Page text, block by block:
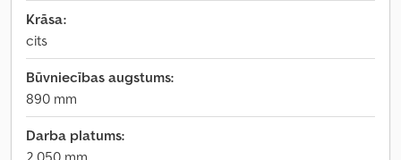
Krāsa:
cits
Būvniecības augstums:
890 mm
Darba platums:
2 050 mm